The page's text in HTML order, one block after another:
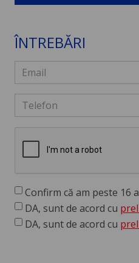
ÎNTREBĂRI
Confirm că am peste 16
DA, sunt de acord cu
DA, sunt de acord cu